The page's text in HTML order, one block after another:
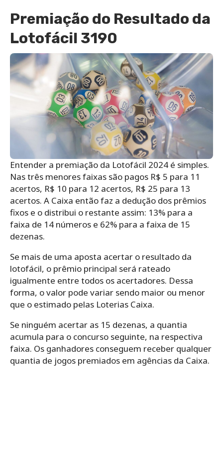
Premiação do Resultado da
Lotofácil 3190
Entender a premiação da Lotofácil 2024 é simples.
Nas três menores faixas são pagos R$ 5 para 11
acertos, R$ 10 para 12 acertos, R$ 25 para 13
acertos. A Caixa então faz a dedução dos prêmios
fixos e o distribui o restante assim: 13% para a
faixa de 14 números e 62% para a faixa de 15
dezenas.
Se mais de uma aposta acertar o resultado da
lotofácil, o prêmio principal será rateado
igualmente entre todos os acertadores. Dessa
forma, o valor pode variar sendo maior ou menor
que o estimado pelas Loterias Caixa.
Se ninguém acertar as 15 dezenas, a quantia
acumula para o concurso seguinte, na respectiva
faixa. Os ganhadores conseguem receber qualquer
quantia de jogos premiados em agências da Caixa.